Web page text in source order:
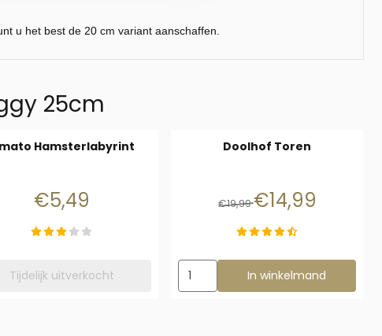
u het best de 20 cm variant aanschaffen.
25cm
Hamsterlabyrint
Prijs: 5,49
€5,49
Tijdelijk uitverkocht
Doolhof Toren
Van 19,99 voor 14,99
€19,99€14,99
Aantal kiezen voor Doolhof Toren
In winkelmand